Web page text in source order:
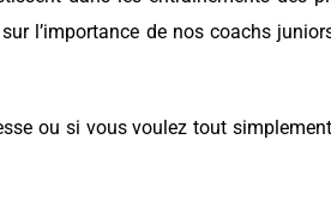
l’importance de nos coachs
ou si vous voulez tout